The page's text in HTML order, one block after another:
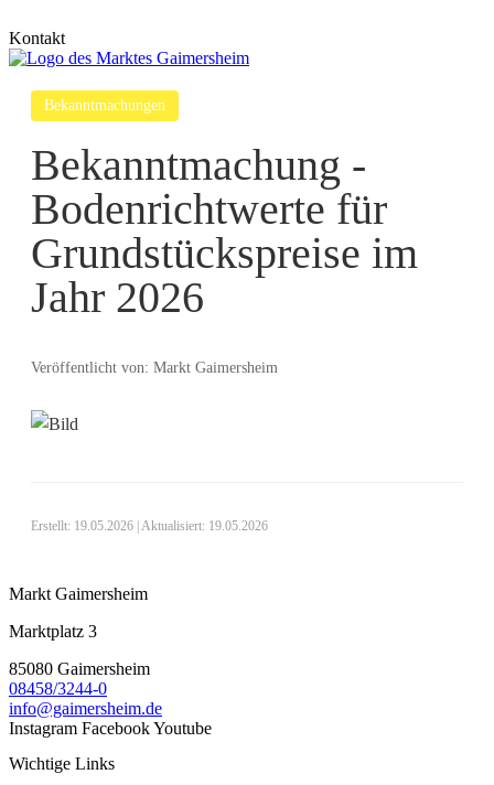
Kontakt
Bekanntmachungen
Bekanntmachung -
Bodenrichtwerte für
Grundstückspreise im
Jahr 2026
Veröffentlicht von: Markt Gaimersheim
Erstellt: 19.05.2026 | Aktualisiert: 19.05.2026
Markt Gaimersheim
Marktplatz 3
85080 Gaimersheim
08458/3244-0
info@gaimersheim.de
Instagram FacebookYoutube
Wichtige Links